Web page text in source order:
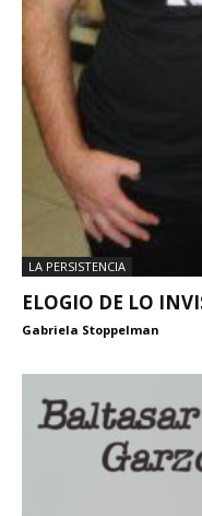
LA PERSISTENCIA
ELOGIO DE LO
Gabriela Stoppelman